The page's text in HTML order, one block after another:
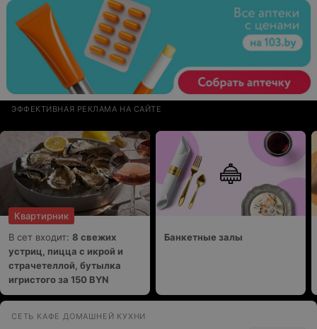
ЭФФЕКТИВНАЯ РЕКЛАМА НА САЙТЕ
Квартирник
В сет входит: 8 свежих
устриц, пицца с икрой и
страчетеллой, бутылка
игристого за 150 BYN
Банкетные залы
СЕТЬ КАФЕ ДОМАШНЕЙ КУХНИ